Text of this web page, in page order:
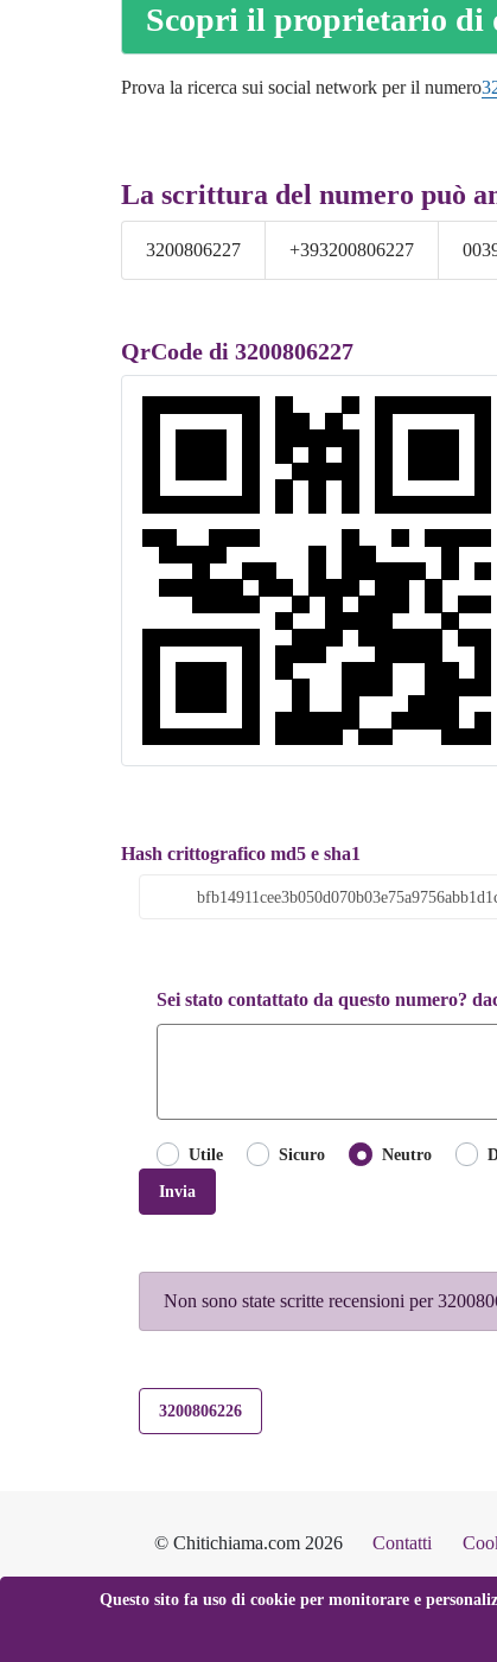
Scopri il proprietario di
Prova la ricerca sui social network per il numero
La scrittura del numero può
3200806227 +393200806227
QrCode di 3200806227
Hash crittografico md5 e sha1
Sei stato contattato da questo numero?
Utile Sicuro Neutro
Invia
Non sono state scritte recensioni per
3200806226
© Chitichiama.com 2026 Contatti
Questo sito fa uso di cookie per monitorare e